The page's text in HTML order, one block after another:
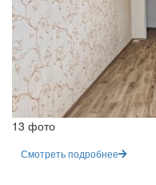
13 фото
Смотреть подробнее